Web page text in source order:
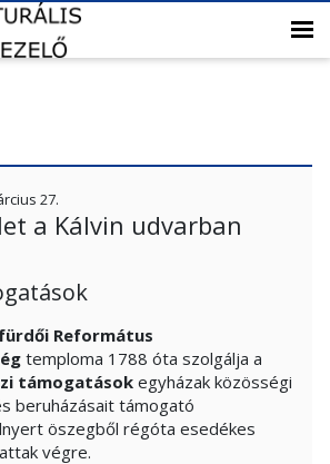
27.
a Kálvin udvarban
Református
temploma 1788 óta szolgálja a
támogatások egyházak közösségi
beruházásait támogató
öszegből régóta esedékes
végre.